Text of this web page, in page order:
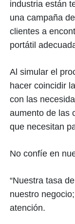
industria están
una campaña
clientes a
portátil
Al simular el
hacer coincidir
con las
aumento de las
que necesitan
No confíe en
“Nuestra tasa
nuestro
atención.